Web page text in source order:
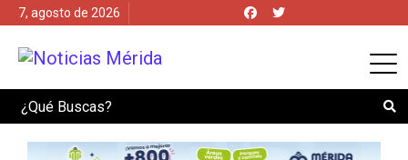
7, agosto de 2026
Search